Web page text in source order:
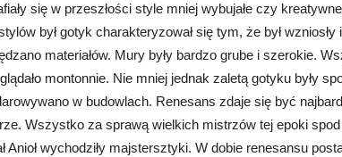
się w przeszłości style mniej wybujałe czy
był gotyk charakteryzował się tym, że był
materiałów. Mury były bardzo grube i szerokie.
montonnie. Nie mniej jednak zaletą gotyku były
w budowlach. Renesans zdaje się być
Wszystko za sprawą wielkich mistrzów tej epoki
Anioł wychodziły majstersztyki. W dobie renesansu